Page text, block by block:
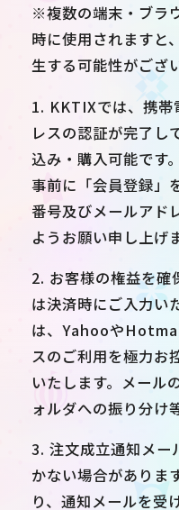
※複数の端末・ブラ
時に使用されますと
生する可能性がござ
1. KKTIXでは、携帯
レスの認証が完了し
込み・購入可能です。
事前に「会員登録」
番号及びメールアド
ようお願い申し上げ
2. お客様の権益を確
は決済時にご入力い
は、Yahooや
スのご利用を極力お
いたします。メール
ォルダへの振り分け
3. 注文成立通知メー
かない場合がありま
り、通知メールを受